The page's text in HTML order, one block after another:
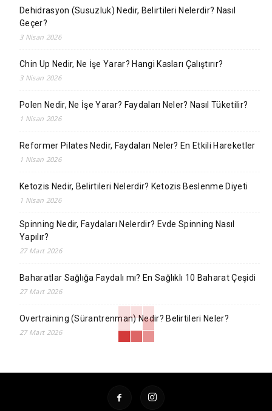
Dehidrasyon (Susuzluk) Nedir, Belirtileri Nelerdir? Nasıl
Geçer?
3 Nisan 2026
Chin Up Nedir, Ne İşe Yarar? Hangi Kasları Çalıştırır?
3 Nisan 2026
Polen Nedir, Ne İşe Yarar? Faydaları Neler? Nasıl Tüketilir?
1 Nisan 2026
Reformer Pilates Nedir, Faydaları Neler? En Etkili Hareketler
1 Nisan 2026
Ketozis Nedir, Belirtileri Nelerdir? Ketozis Beslenme Diyeti
1 Nisan 2026
Spinning Nedir, Faydaları Nelerdir? Evde Spinning Nasıl
Yapılır?
27 Mart 2026
Baharatlar Sağlığa Faydalı mı? En Sağlıklı 10 Baharat Çeşidi
27 Mart 2026
Overtraining (Sürantrenman) Nedir? Belirtileri Neler?
27 Mart 2026